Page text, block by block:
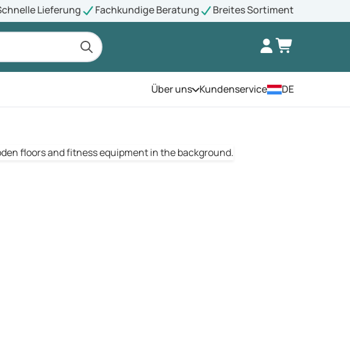
Lieferung Fachkundige Beratung Breites Sortiment
Über unsÖffnen Sie das Menü
Kundenservice DE